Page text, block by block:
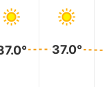
37.0°